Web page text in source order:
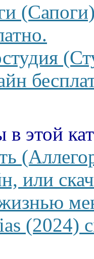
в этой
или
(2024)